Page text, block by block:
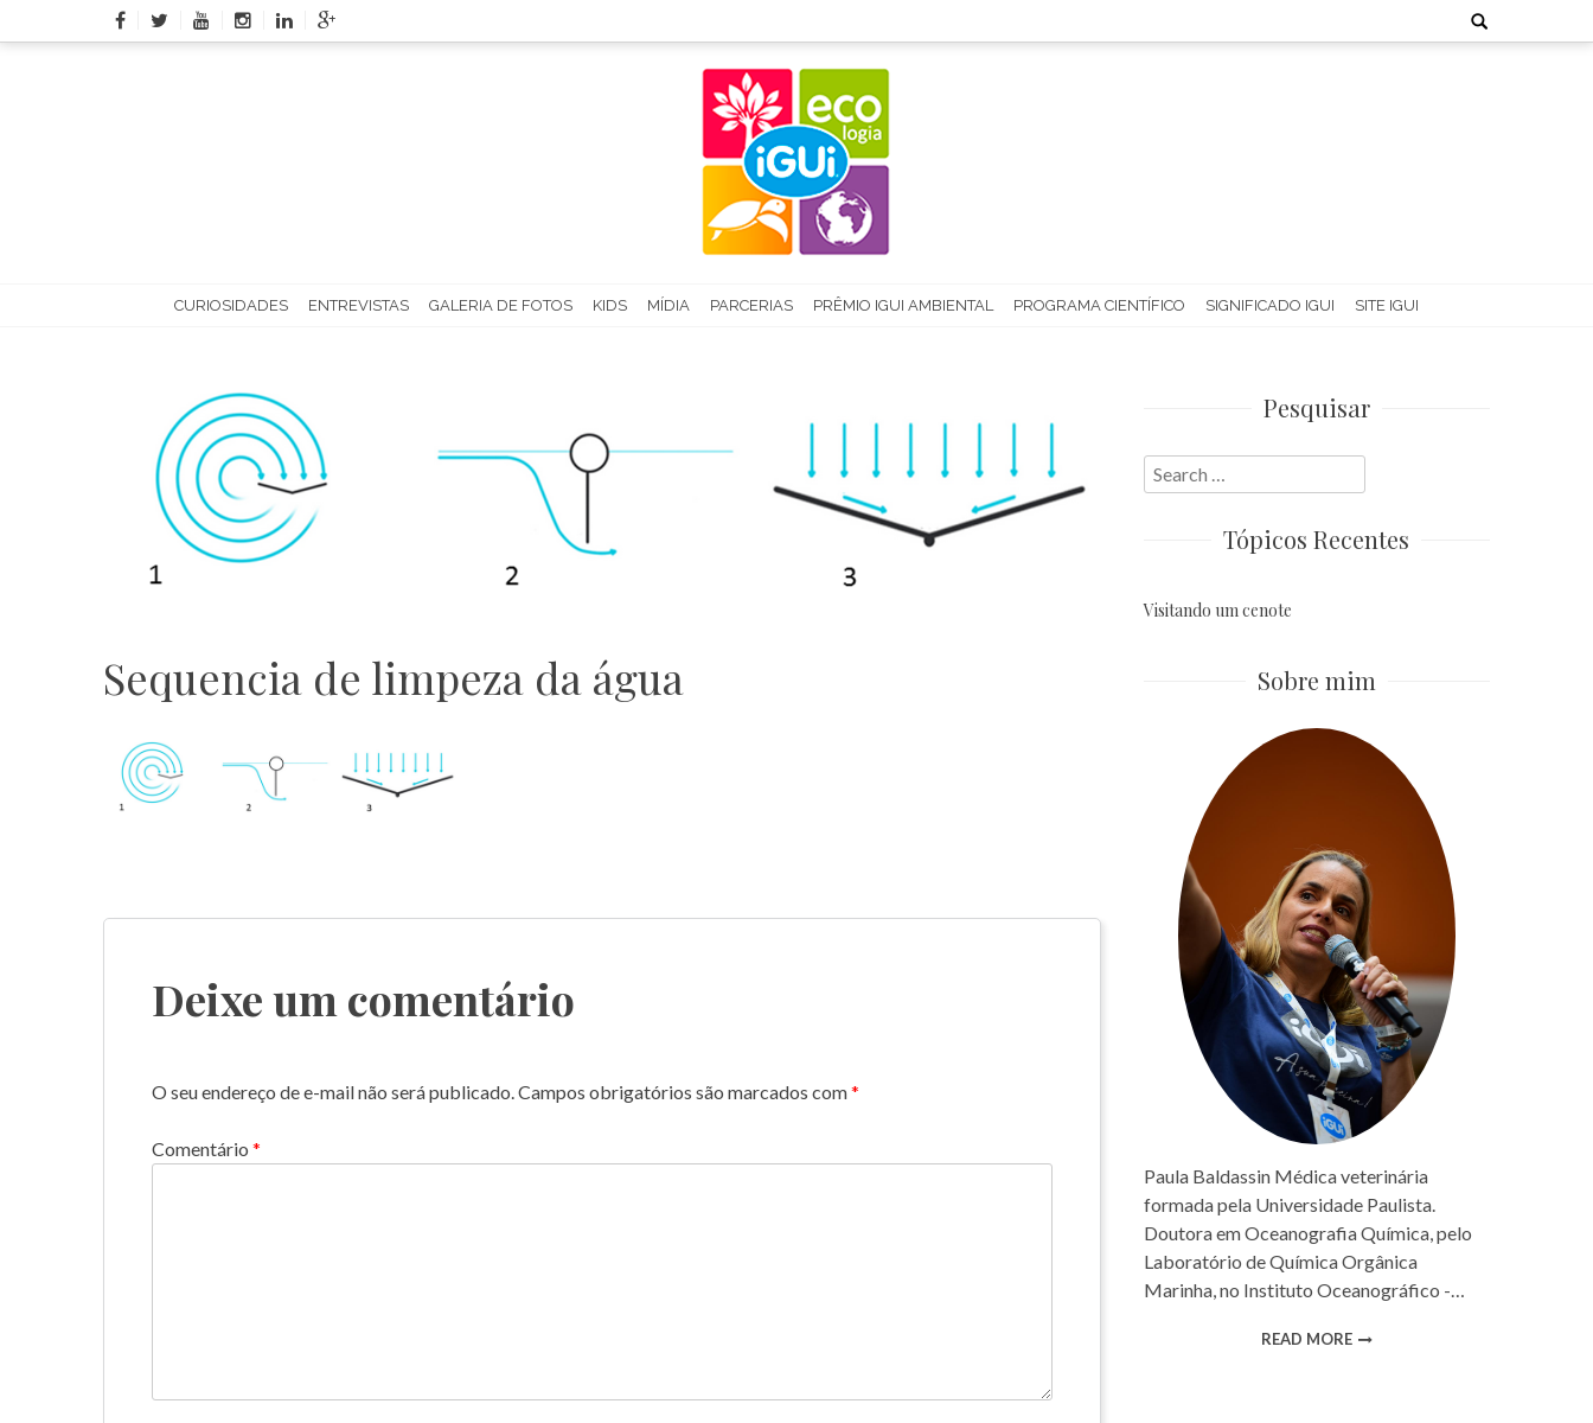
to
Search
for:
CURIOSIDADES ENTREVISTAS GALERIA DE FOTOS KIDS MÍDIA PARCERIAS PRÊMIO IGUI AMBIENTAL PROGRAMA CIENTÍFICO SIGNIFICADO IGUI SITE IGUI
Sequencia de limpeza da água
Deixe um comentário
O seu endereço de e-mail não será publicado.Campos obrigatórios são marcados com*
Comentário *
Pesquisar
Search
for:
Tópicos Recentes
Visitando um cenote
Sobre mim
Paula Baldassin Médica veterinária
formada pela Universidade Paulista.
Doutora em Oceanografia Química, pelo
Laboratório de Química Orgânica
Marinha, no Instituto Oceanográfico -…
READ MORE